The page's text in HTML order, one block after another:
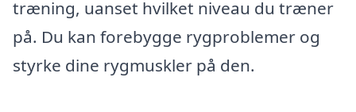
træning, uanset hvilket niveau du træner
på. Du kan forebygge rygproblemer og
styrke dine rygmuskler på den.